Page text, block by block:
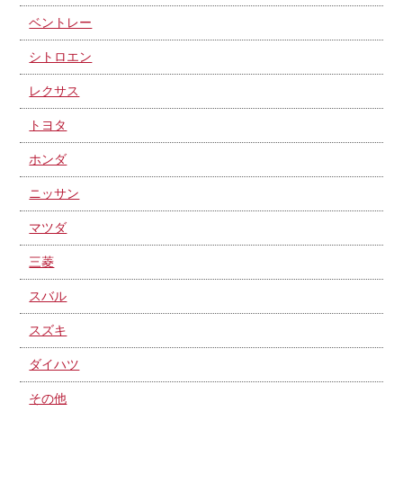
ベントレー
シトロエン
レクサス
トヨタ
ホンダ
ニッサン
マツダ
三菱
スバル
スズキ
ダイハツ
その他